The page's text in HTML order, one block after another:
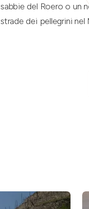
sabbie del Roero o un
strade dei pellegrini nel